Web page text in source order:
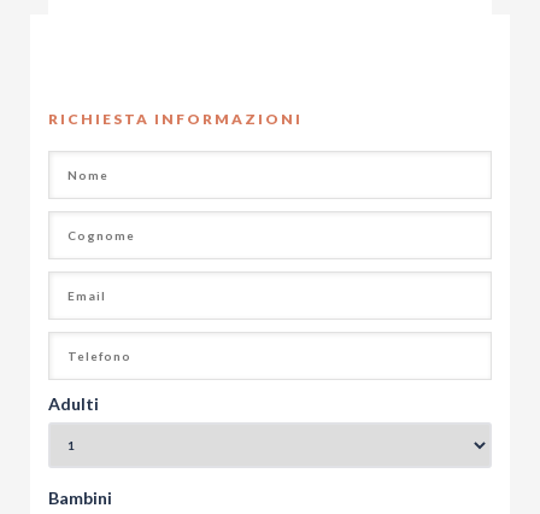
RICHIESTA INFORMAZIONI
Adulti
Bambini